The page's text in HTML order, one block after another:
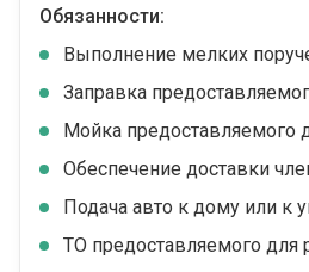
Обязанности:
Выполнение мелких
Заправка
Мойка предоставляемого
Обеспечение доставки
Подача авто к дому или к
ТО предоставляемого для